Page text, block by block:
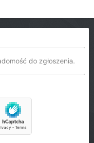
do zgłoszenia.